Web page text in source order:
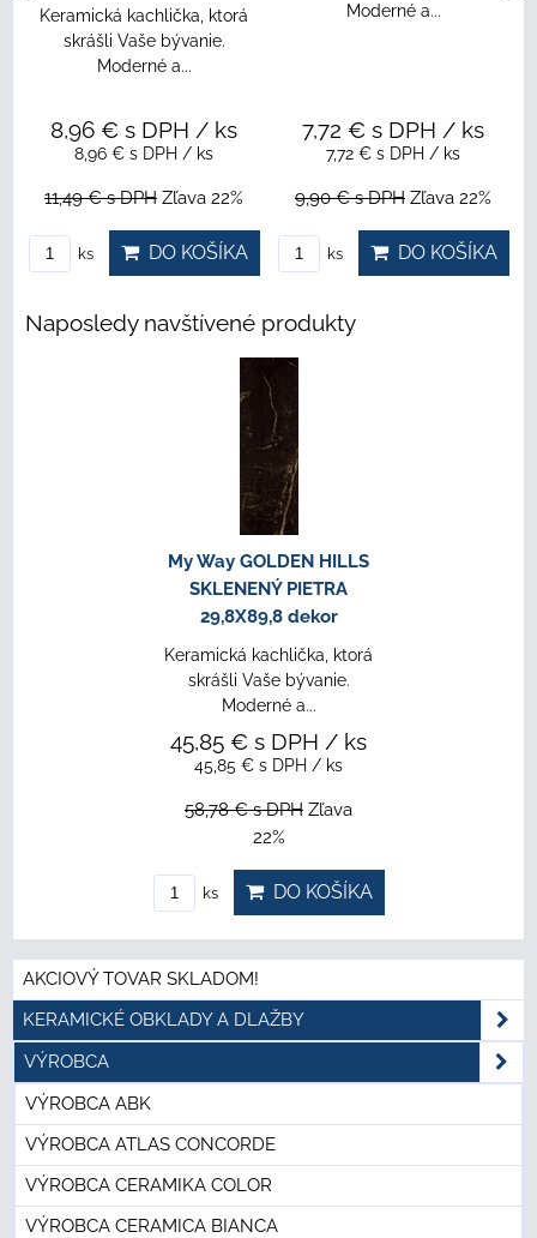
Keramická kachlička, ktorá
skrášli Vaše bývanie.
Moderné a...
8,96 € s DPH / ks
8,96 € s DPH / ks
11,49 €s DPH Zľava 22%
ks DO KOŠÍKA
Moderné a...
7,72 € s DPH / ks
7,72 € s DPH / ks
9,90 €s DPH Zľava 22%
ks DO KOŠÍKA
Naposledy navštívené produkty
My Way GOLDEN HILLS
SKLENENÝ PIETRA
29,8X89,8 dekor
Keramická kachlička, ktorá
skrášli Vaše bývanie.
Moderné a...
45,85 € s DPH / ks
45,85 € s DPH / ks
58,78 €s DPH Zľava
22%
ks DO KOŠÍKA
AKCIOVÝ TOVAR SKLADOM!
KERAMICKÉ OBKLADY A DLAŽBY
VÝROBCA
VÝROBCA ABK
VÝROBCA ATLAS CONCORDE
VÝROBCA CERAMIKA COLOR
VÝROBCA CERAMICA BIANCA